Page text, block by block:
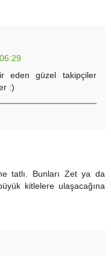
eden güzel takipçiler
:)
tatlı. Bunları Zet ya da
kitlelere ulaşacağına